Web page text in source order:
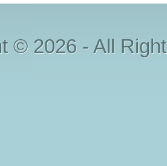
© 2026 - All